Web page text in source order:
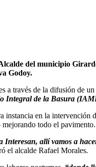
del municipio
Godoy.
través de la difusión de
Integral de la Basura
en la
todo el pavimento.
allí vamos a
el alcalde Rafael Morales.